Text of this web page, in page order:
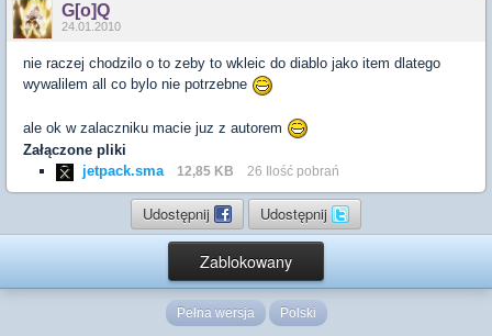
G[o]Q
24.01.2010
nie raczej chodzilo o to zeby to wkleic do diablo jako item dlatego
wywalilem all co bylo nie potrzebne
ale ok w zalaczniku macie juz z autorem
Załączone pliki
jetpack.sma
12,85 KB 26 Ilość pobrań
Udostępnij Udostępnij
Zablokowany
Pełna wersja Polski